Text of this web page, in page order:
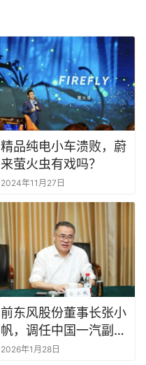
精品纯电小车溃败，蔚
来萤火虫有戏吗？
2024年11月27日
前东风股份董事长张小
帆，调任中国一汽副总
经理
2026年1月28日